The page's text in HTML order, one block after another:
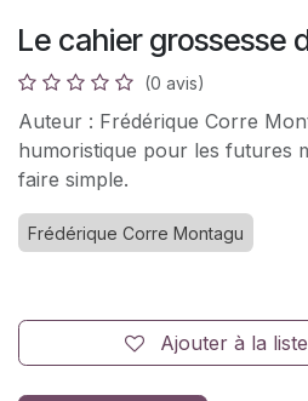
Le cahier grossesse
(0 avis)
Auteur : Frédérique Corre
humoristique pour les futures
faire simple.
Frédérique Corre Montagu
Ajouter à la